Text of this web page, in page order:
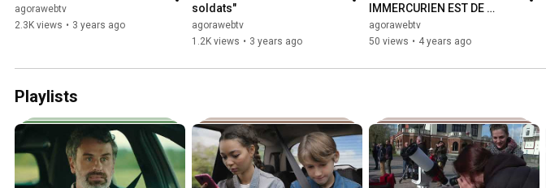
agorawebtv
2.3K views • 3 years ago
soldats"
agorawebtv
1.2K views • 3 years ago
IMMERCURIEN EST DE
RETOUR
agorawebtv
50 views • 4 years ago
Playlists